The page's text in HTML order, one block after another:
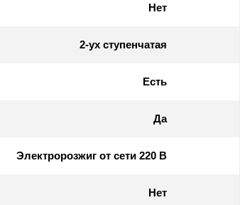
Нет
2-ух ступенчатая
Есть
Да
Электророзжиг от сети 220 В
Нет